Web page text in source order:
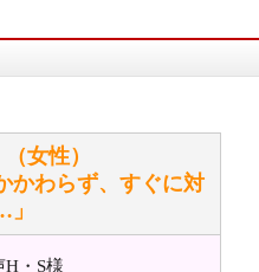
い場合は、探して取り
が謡っています「おも
だきます。
濯できますか？ ぬいぐ
さい。
（女性）
かわらず、すぐに対